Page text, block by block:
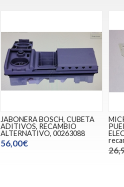
JABONERA BOSCH, CUBETA
ADITIVOS, RECAMBIO
ALTERNATIVO, 00263088
56,00€